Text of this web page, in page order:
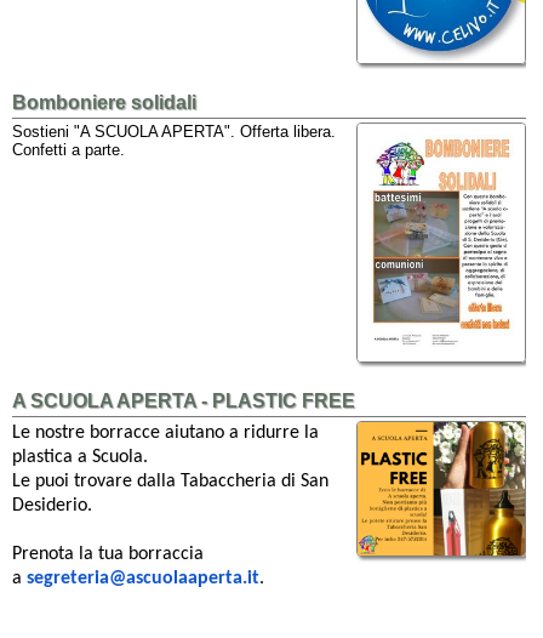
Bomboniere solidali
Sostieni "A SCUOLA APERTA". Offerta libera.
Confetti a parte.
A SCUOLA APERTA - PLASTIC FREE
Le nostre borracce aiutano a ridurre la
plastica a Scuola.
Le puoi trovare dalla Tabaccheria di San
Desiderio.
Prenota la tua borraccia
a segreteria@ascuolaaperta.it.